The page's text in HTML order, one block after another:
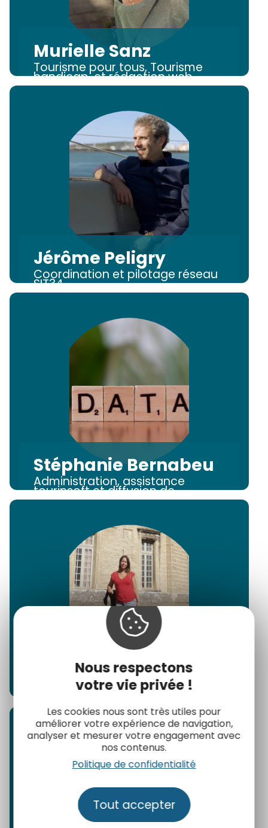
Nous respectons
votre vie privée !
Les cookies nous sont très utiles pour
améliorer votre expérience de navigation,
analyser et mesurer votre engagement avec
nos contenus.
Politique de confidentialité
Tout accepter
Murielle Sanz
Tourisme pour tous, Tourisme
handicap, et rédaction web
Jérôme Peligry
Coordination et pilotage réseau
SIT34
Stéphanie Bernabeu
Administration, assistance
tourinsoft et diffusion de
l'information
Sandra Guarrera
Assistance technique tourinsoft
et statistiques qualité